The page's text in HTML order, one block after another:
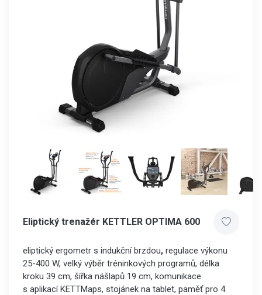
Eliptický trenažér KETTLER OPTIMA 600
eliptický ergometr s indukční brzdou, regulace výkonu
25-400 W, velký výběr tréninkových programů, délka
kroku 39 cm, šířka nášlapů 19 cm, komunikace
s aplikací KETTMaps, stojánek na tablet, paměť pro 4